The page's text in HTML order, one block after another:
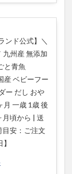
ンド公式】＼
九州産 無添加
と青魚
産 ベビーフー
ー だし おや
月 一歳 1歳 後
月頃から | 送
目安：ご注文